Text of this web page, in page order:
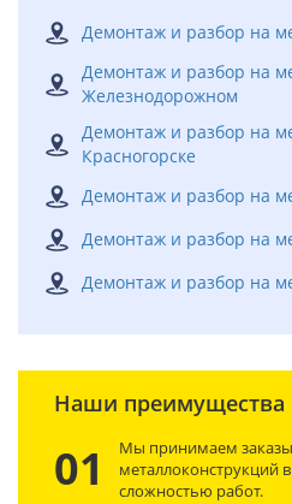
Демонтаж и разбор на
Демонтаж и разбор на
Железнодорожном
Демонтаж и разбор на
Красногорске
Демонтаж и разбор на
Демонтаж и разбор на
Демонтаж и разбор на
Наши преимущества
01
Мы принимаем
металлоконструкций
сложностью работ.